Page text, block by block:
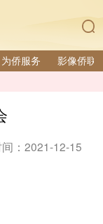
为侨服务 影像侨联
：2021-12-15